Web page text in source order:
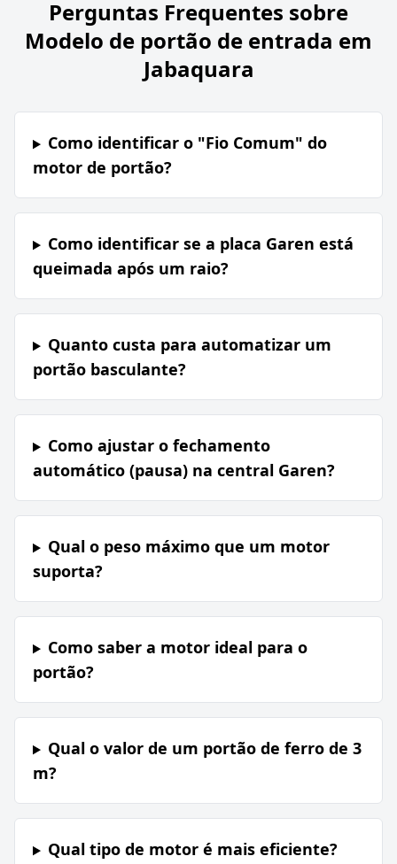
Perguntas Frequentes sobre
Modelo de portão de entrada em
Jabaquara
Como identificar o "Fio Comum" do
motor de portão?
Como identificar se a placa Garen está
queimada após um raio?
Quanto custa para automatizar um
portão basculante?
Como ajustar o fechamento
automático (pausa) na central Garen?
Qual o peso máximo que um motor
suporta?
Como saber a motor ideal para o
portão?
Qual o valor de um portão de ferro de 3
m?
Qual tipo de motor é mais eficiente?